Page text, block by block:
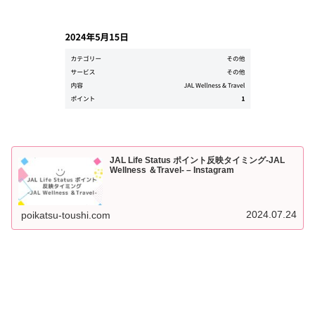
JAL Life Status ポイント反映タイミング-JAL
Wellness ＆Travel- – Instagram
poikatsu-toushi.com 2024.07.24